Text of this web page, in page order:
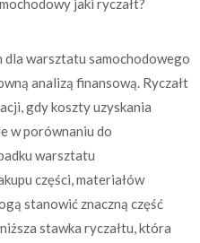
jaki ryczałt?
warsztatu samochodowego
analizą finansową. Ryczałt
gdy koszty uzyskania
w porównaniu do
warsztatu
części, materiałów
stanowić znaczną część
stawka ryczałtu, która